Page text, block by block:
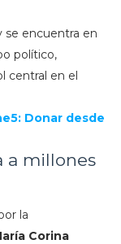
se encuentra en
político,
central en el
Donar desde
a millones
la
Corina